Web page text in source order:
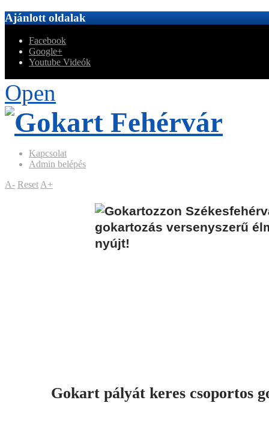
Ajánlott oldalak
Facebook
Google+
Youtube Videók
Open
Kapcsolat
Admin belépés
A- ResetA+
Gokart pályát keres csoportos